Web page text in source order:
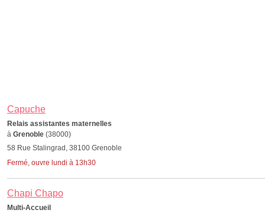
Capuche
Relais assistantes maternelles
à Grenoble (38000)
58 Rue Stalingrad, 38100 Grenoble
Fermé, ouvre lundi à 13h30
Chapi Chapo
Multi-Accueil